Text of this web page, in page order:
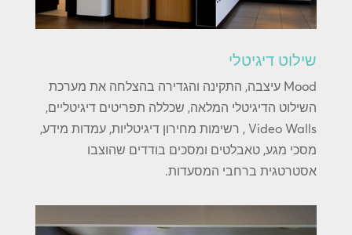
שילוט דיגיטלי
Mood עיצבה, התקינה והגדירה בהצלחה את מערכת
השילוט הדיגיטלי המלאה, שכללה תפריטים דיגיטליים,
Video Walls , רשימות מחירון דיגיטליות, עמדות מידע,
מסכי מגע, טאבלטים ומסכים בודדים שהוצבו
אסטרטגית ברחבי המסעדות.